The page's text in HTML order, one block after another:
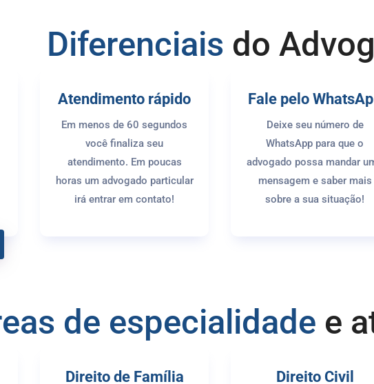
Diferenciais do
Atendimento rápido
Em menos de 60 segundos
você finaliza seu
atendimento. Em poucas
horas um advogado particular
irá entrar em contato!
Fale pelo
Deixe seu número de
WhatsApp para que o
advogado possa mandar
mensagem e saber mais
sobre a sua situação!
de especialidade e
Direito de Família Direito Civil